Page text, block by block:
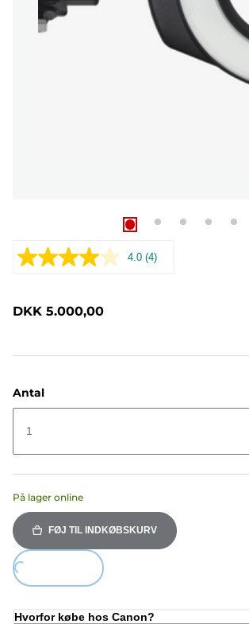
4.0 Læs
(4)
DKK 5.000,00
Antal
1
På lager online
FØJ TIL INDKØBSKURV
Loading...
Hvorfor købe hos Canon?